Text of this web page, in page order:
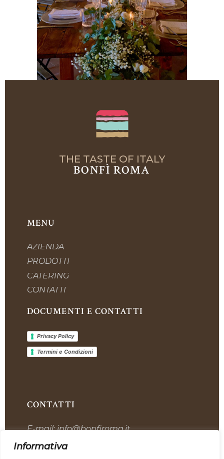
Informativa
THE TASTE OF ITALY
BONFÌ ROMA
MENU
AZIENDA
PRODOTTI
CATERING
CONTATTI
DOCUMENTI E CONTATTI
Privacy Policy
Termini e Condizioni
CONTATTI
E-mail:info@bonfiroma.it
Telefono:+39 328 7419311